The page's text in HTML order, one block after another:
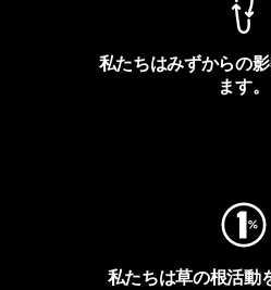
私たちはみずからの
ます。
私たちは草の根活動